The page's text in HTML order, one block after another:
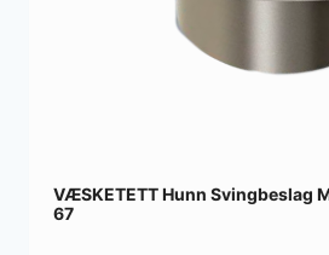
VÆSKETETT Hunn Svingbeslag
67